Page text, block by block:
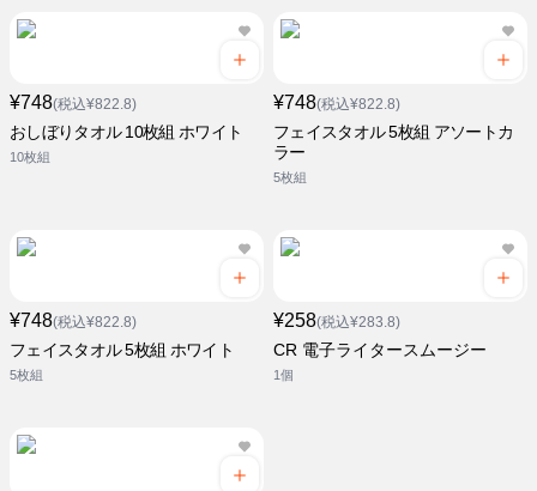
¥748(税込¥822.8)
おしぼりタオル 10枚組 ホワイト
10枚組
¥748(税込¥822.8)
フェイスタオル 5枚組 アソートカ
ラー
5枚組
¥748(税込¥822.8)
フェイスタオル 5枚組 ホワイト
5枚組
¥258(税込¥283.8)
CR 電子ライタースムージー
1個